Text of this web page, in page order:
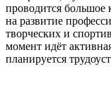
проводится большое
на развитие
творческих и
момент идёт
планируется